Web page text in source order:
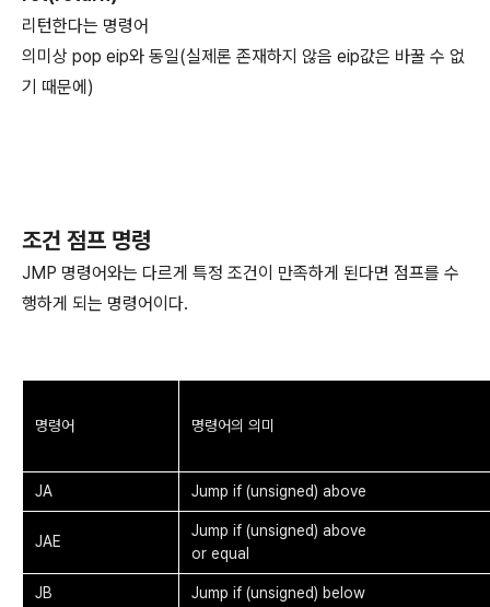
리턴한다는 명령어
의미상 pop eip와 동일(실제론 존재하지 않음 eip값은 바꿀 수 없
기 때문에)
조건 점프 명령
JMP 명령어와는 다르게 특정 조건이 만족하게 된다면 점프를 수
행하게 되는 명령어이다.
명령어 명령어의 의미
JA Jump if (unsigned) above
JAE
Jump if (unsigned) above
or equal
JB Jump if (unsigned) below